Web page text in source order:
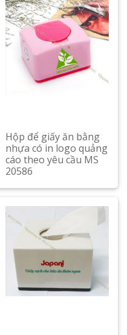
Hộp để giấy ăn bằng
nhựa có in logo quảng
cáo theo yêu cầu MS
20586